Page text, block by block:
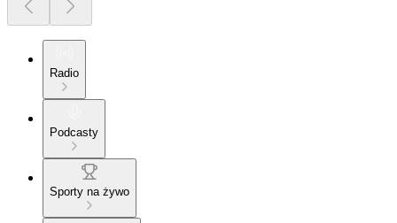
Radio
Podcasty
Sporty na żywo